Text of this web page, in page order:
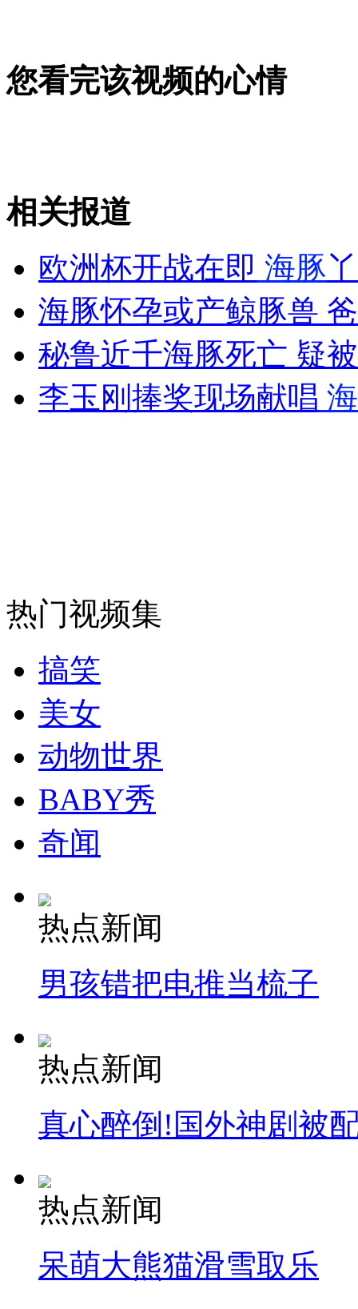
无痛分娩是否安全 医生回应
安徽一实载49人客车翻车
走！跟着总书记去植树
消防员救轻生者 花炮节热闹非凡 减压"枕头大战"
您看完该视频的心情
相关报道
欧洲杯开战在即 海豚
海豚怀孕或产鲸豚兽
秘鲁近千海豚死亡 疑
李玉刚捧奖现场献唱
热门视频集
搞笑
美女
动物世界
BABY秀
奇闻
热点新闻
男孩错把电推当梳子
热点新闻
真心醉倒!国外神剧被
热点新闻
呆萌大熊猫滑雪取乐